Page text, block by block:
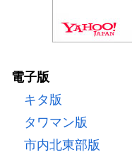
電子版
キタ版
タワマン版
市内北東部版